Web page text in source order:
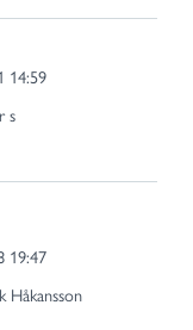
14:59
s
19:47
Håkansson